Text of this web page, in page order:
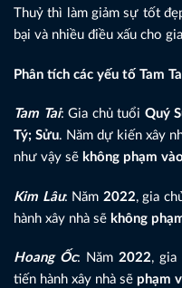
Thuỷ thì làm giảm sự tốt
bại và nhiều điều xấu cho
Phân tích các yếu tố Tam
Tam Tai: Gia chủ tuổi Quý
Tý; Sửu. Năm dự kiến xây
như vậy sẽ không phạm
Kim Lâu: Năm 2022, gia
hành xây nhà sẽ không
Hoang Ốc: Năm 2022, gia
tiến hành xây nhà sẽ phạm